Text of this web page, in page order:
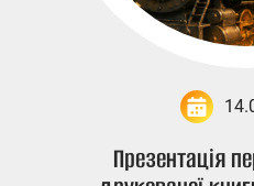
Презентація